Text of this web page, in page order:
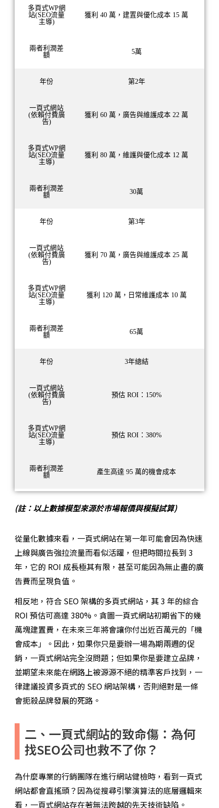
多頁式WP網
站(SEO流量
主導)
獲利 40 萬，建置與優化成本 15 萬
兩者利潤差
額
5萬
年份 第2年
一頁式網站
(依賴付費廣
告)
獲利 60 萬，廣告與維護成本 22 萬
多頁式WP網
站(SEO流量
主導)
獲利 80 萬，維護與優化成本 12 萬
兩者利潤差
額
30萬
年份 第3年
一頁式網站
(依賴付費廣
告)
獲利 70 萬，廣告與維護成本 25 萬
多頁式WP網
站(SEO流量
主導)
獲利 120 萬，日常維護成本 10 萬
兩者利潤差
額
65萬
年份 3年總結
一頁式網站
(依賴付費廣
告)
預估 ROI：150%
多頁式WP網
站(SEO流量
主導)
預估 ROI：380%
兩者利潤差
額
產生高達 95 萬的機會成本
(註：以上數據模型來源於市場報價與模擬試算)
從量化數據來看，一頁式網站在第一年可能會因為快速
上線與廣告強拉流量而看似活躍，但把時間拉長到 3
年，它的 ROI 成長極其有限，甚至可能因為無止盡的廣
告費而呈現負值。
相反地，符合 SEO 架構的多頁式網站，其 3 年的綜合
ROI 預估可高達 380%。貪圖一頁式網站初期省下的幾
萬塊建置費，在未來三年將會讓你付出近百萬元的「機
會成本」。因此，如果你只是要辦一場為期兩週的促
銷，一頁式網站完全沒問題；但如果你是要建立品牌，
並期望未來能在網路上被源源不絕的精準客戶找到，一
律建議投資多頁式的 SEO 網站架構，否則絕對是一條
會扼殺品牌發展的死路。
二、一頁式網站的致命傷：為何
找SEO公司也救不了你？
為什麼專業的行銷團隊在進行網站健檢時，看到一頁式
網站都會直搖頭？因為從搜尋引擎演算法的底層邏輯來
看，一頁式網站存在著無法跨越的先天技術缺陷。